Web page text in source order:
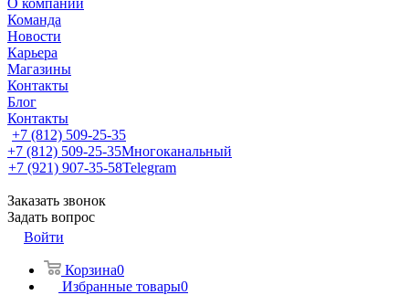
О компании
Команда
Новости
Карьера
Магазины
Контакты
Блог
Контакты
+7 (812) 509-25-35
+7 (812) 509-25-35Многоканальный
+7 (921) 907-35-58Telegram
Заказать звонок
Задать вопрос
Войти
Корзина0
Избранные товары0